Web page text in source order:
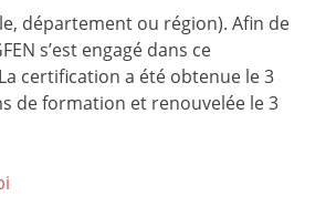
département ou région). Afin de
s’est engagé dans ce
certification a été obtenue le 3
de formation et renouvelée le 3
i